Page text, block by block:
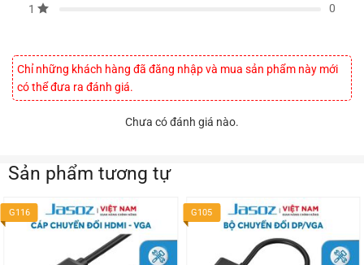
1
0
Chỉ những khách hàng đã đăng nhập và mua sản phẩm này mới
có thể đưa ra đánh giá.
Chưa có đánh giá nào.
Sản phẩm tương tự
G116 G105